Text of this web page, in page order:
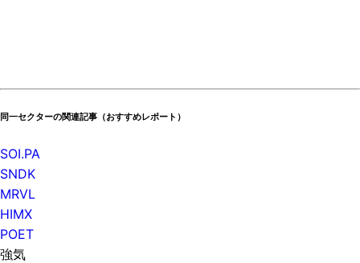
同一セクターの関連記事（おすすめレポート）
SOI.PA
SNDK
MRVL
HIMX
POET
強気